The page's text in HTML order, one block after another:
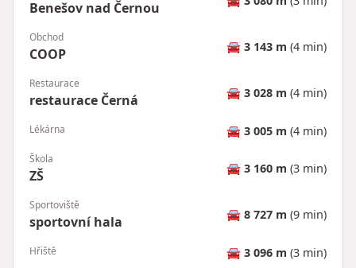
Benešov nad Černou
Obchod
COOP 🚘 3 143 m (4 min)
Restaurace
restaurace Černá 🚘 3 028 m (4 min)
Lékárna 🚘 3 005 m (4 min)
Škola
ZŠ 🚘 3 160 m (3 min)
Sportoviště
sportovní hala 🚘 8 727 m (9 min)
Hřiště 🚘 3 096 m (3 min)